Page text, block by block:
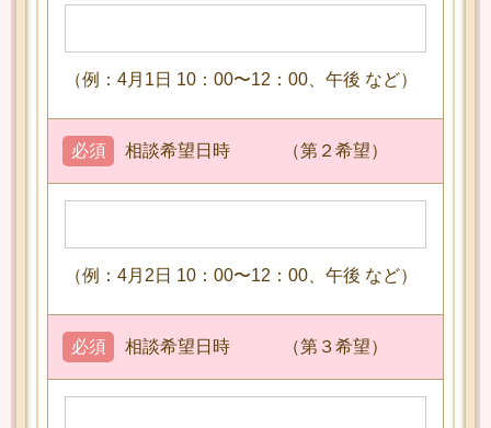
（例：4月1日 10：00〜12：00、午後 など）
相談希望日時 （第２希望）
必須
（例：4月2日 10：00〜12：00、午後 など）
相談希望日時 （第３希望）
必須